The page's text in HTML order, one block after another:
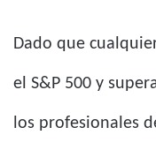
Dado que
el S&P 500 y
los profesionales